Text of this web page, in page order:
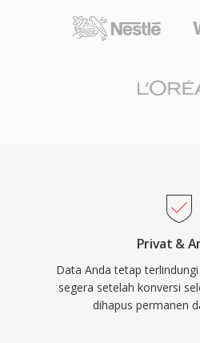
Privat &
Data Anda tetap
segera setelah konversi
dihapus permanen